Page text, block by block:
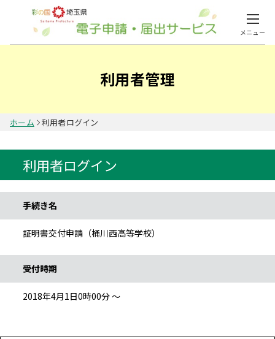
メニュー
利用者管理
ホーム 利用者ログイン
利用者ログイン
手続き名
証明書交付申請（桶川西高等学校）
受付時期
2018年4月1日0時00分 ～